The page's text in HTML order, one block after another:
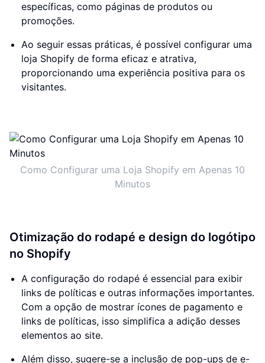
específicas, como páginas de produtos ou
promoções.
Ao seguir essas práticas, é possível configurar uma
loja Shopify de forma eficaz e atrativa,
proporcionando uma experiência positiva para os
visitantes.
Como Configurar uma Loja Shopify em Apenas 10
Minutos
Otimização do rodapé e design do logótipo
no Shopify
A configuração do rodapé é essencial para exibir
links de políticas e outras informações importantes.
Com a opção de mostrar ícones de pagamento e
links de políticas, isso simplifica a adição desses
elementos ao site.
Além disso, sugere-se a inclusão de pop-ups de e-